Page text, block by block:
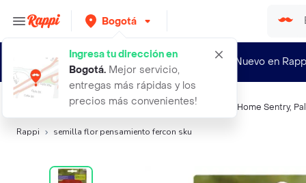
Bogotá
Ingresa tu dirección en
Bogotá. Mejor servicio,
entregas más rápidas y los
precios más convenientes!
¿Nuevo en
Búsquedas relacionadas:Cultivos y plantas agrícolas Home Sentry,
Rappi semilla flor pensamiento fercon sku